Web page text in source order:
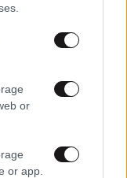
or
or app.